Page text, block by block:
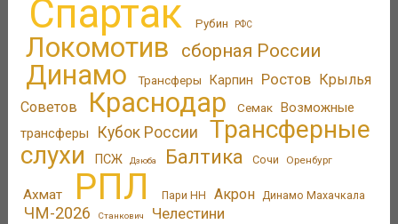
Спартак Рубин РФС
Локомотив сборная России
Динамо Трансферы Карпин Ростов
Крылья
Советов
Краснодар Семак
Возможные
трансферы
Кубок России
Трансферные
слухи
ПСЖ Дзюба Балтика Сочи Оренбург
Ахмат РПЛ Пари НН Акрон Динамо Махачкала
ЧМ-2026 Станкович Челестини